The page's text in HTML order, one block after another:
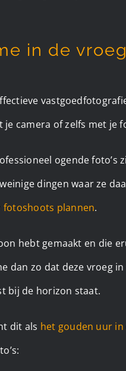
in de
camera of zelfs met je
ogende foto’s
dingen waar ze
fotoshoots plannen.
hebt gemaakt en die
dan zo dat deze vroeg
bij de horizon staat.
dit als het gouden uur